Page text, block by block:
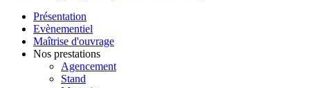
Présentation
Evènementiel
Maîtrise d'ouvrage
Nos prestations
Agencement
Stand